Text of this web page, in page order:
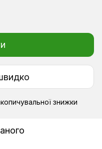
знижки